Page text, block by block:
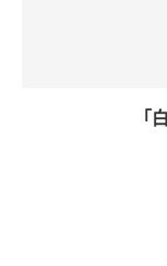
「